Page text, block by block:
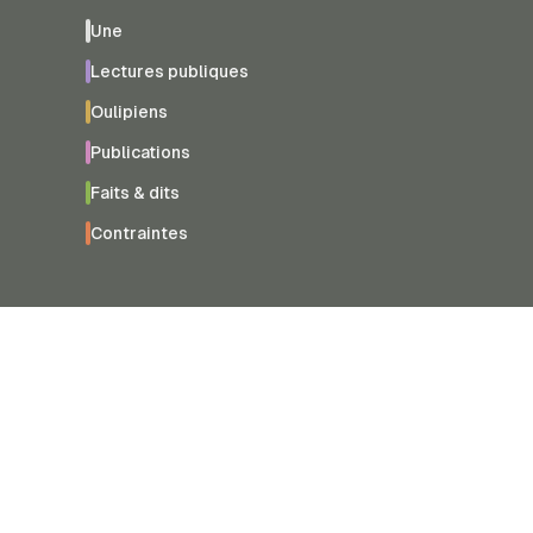
Une
Lectures publiques
Oulipiens
Publications
Faits & dits
Contraintes